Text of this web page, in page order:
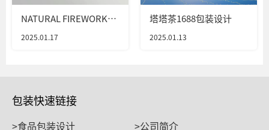
NATURAL FIREWORK包
2025.01.17
塔塔茶1688包装设计
2025.01.13
包装快速链接
>食品包装设计 >公司简介